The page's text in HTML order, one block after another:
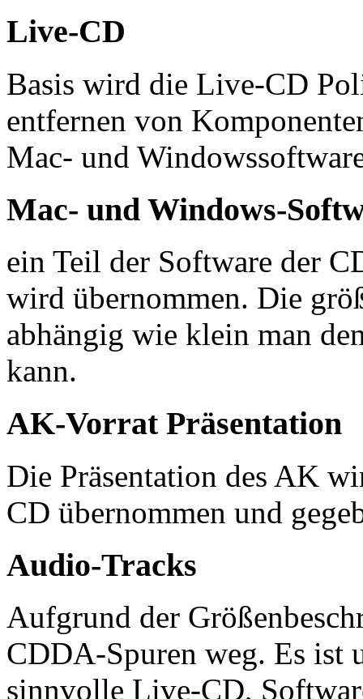
Live-CD
Basis wird die Live-CD
entfernen von
Mac- und
Mac- und Windows-
ein Teil der Software der
wird übernommen. Die
abhängig wie klein man
kann.
AK-Vorrat Präsentation
Die Präsentation des AK
CD übernommen und
Audio-Tracks
Aufgrund der
CDDA-Spuren weg. Es ist
sinnvolle Live-CD,